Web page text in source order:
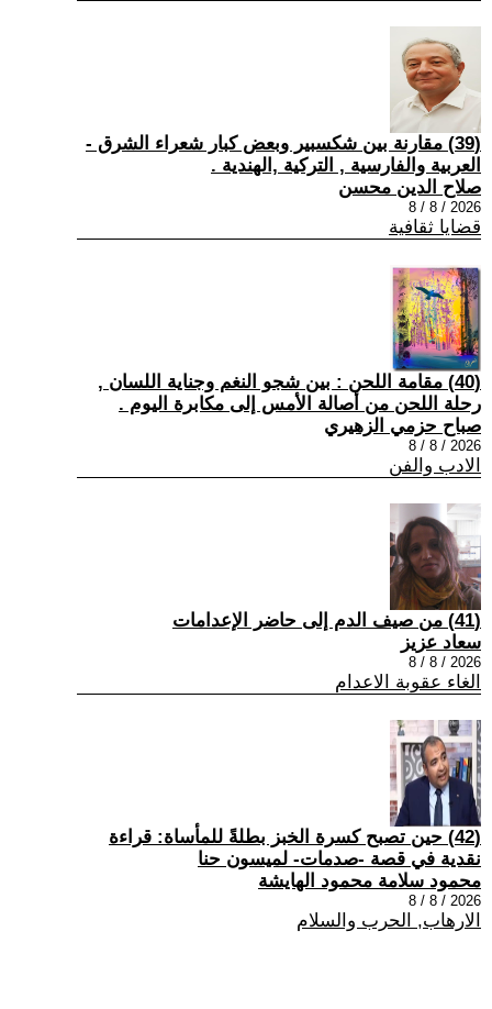
(39) مقارنة بين شكسبير وبعض كبار شعراء الشرق -
العربية والفارسية , التركية ,الهندية .
صلاح الدين محسن
2026 / 8 / 8
قضايا ثقافية
(40) مقامة اللحن : بين شجو النغم وجناية اللسان ,
رحلة اللحن من أصالة الأمس إلى مكابرة اليوم .
صباح حزمي الزهيري
2026 / 8 / 8
الادب والفن
(41) من صيف الدم إلى حاضر الإعدامات
سعاد عزيز
2026 / 8 / 8
الغاء عقوبة الاعدام
(42) حين تصبح كسرة الخبز بطلةً للمأساة: قراءة
نقدية في قصة -صدمات- لميسون حنا
محمود سلامة محمود الهايشة
2026 / 8 / 8
الارهاب, الحرب والسلام